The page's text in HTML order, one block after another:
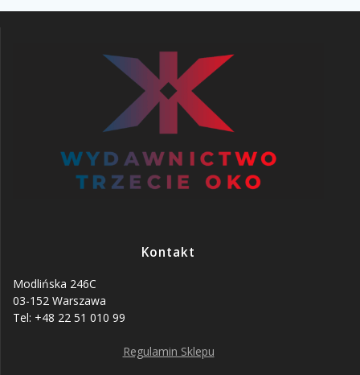
Kontakt
Modlińska 246C
03-152 Warszawa
Tel: +48 22 51 010 99
Regulamin Sklepu